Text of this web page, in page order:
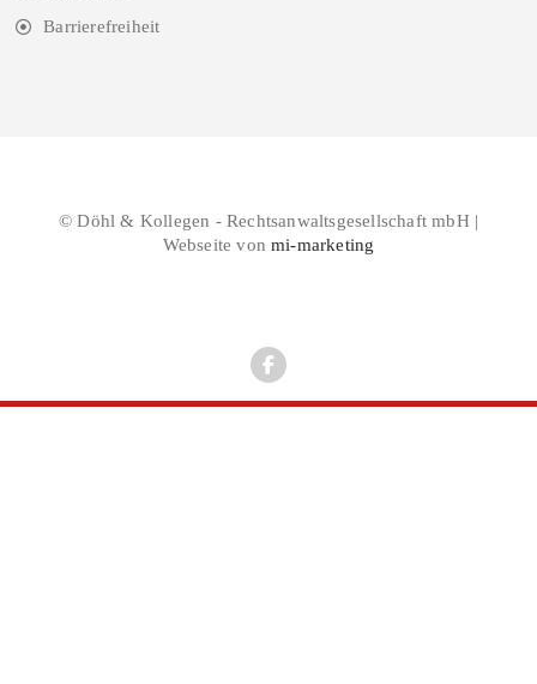
Barrierefreiheit
© Döhl & Kollegen - Rechtsanwaltsgesellschaft mbH |
Webseite vonmi-marketing